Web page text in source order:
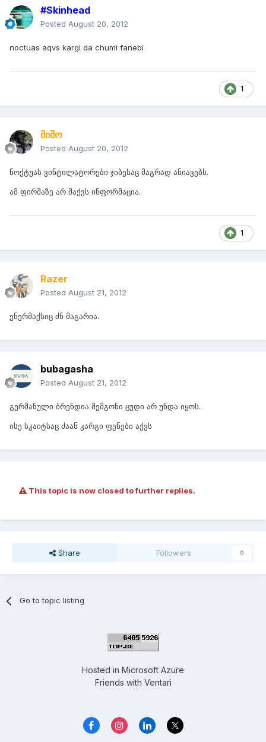
#Skinhead
Posted August 20, 2012
noctuas aqvs kargi da chumi fanebi
1
მიშო
Posted August 20, 2012
ნოქტუას ვინტილატორები ჯიბესაც მაგრად ანიავებს.
ამ ფირმაზე არ მაქვს ინფორმაცია.
1
Razer
Posted August 21, 2012
ენერმაქსიც ძნ მაგარია.
bubagasha
Posted August 21, 2012
გერმანული ბრენდია მემგონი ცუდი არ უნდა იყოს.
ისე სკაიტსაც ძაან კარგი ფენები აქვს
This topic is now closed to further replies.
Share Followers 0
Go to topic listing
Hosted in Microsoft Azure
Friends with Ventari